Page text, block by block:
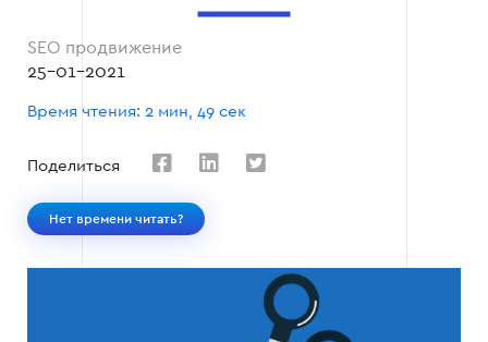
SEO продвижение
25-01-2021
Время чтения: 2 мин, 49 сек
Поделиться
Нет времени читать?